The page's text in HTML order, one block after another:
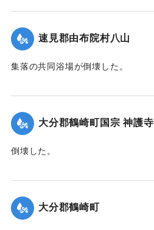
｜固有コード:00474055
速見郡由布院村八山
集落の共同浴場が倒壊した。
｜固有コード:00474056
大分郡鶴崎町国宗 神護寺
倒壊した。
｜固有コード:00474057
大分郡鶴崎町